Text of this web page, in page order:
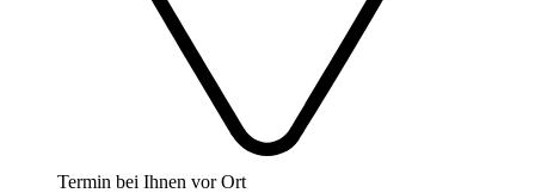
Termin bei Ihnen vor Ort